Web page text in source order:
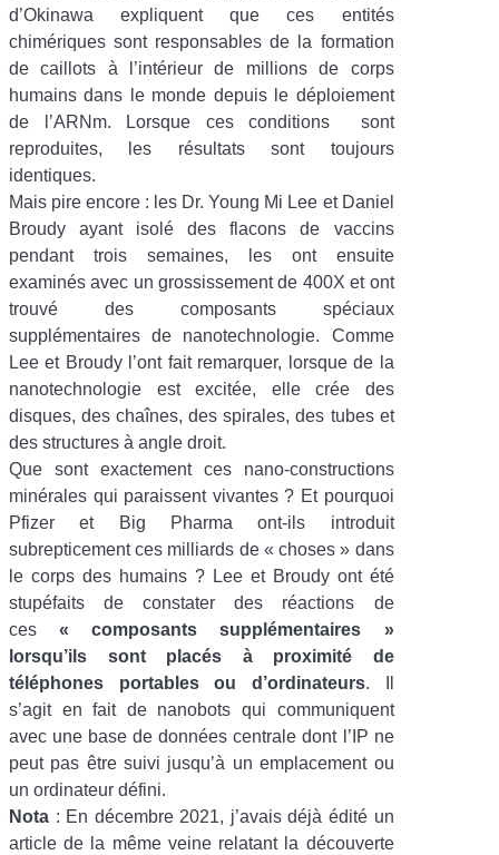
d’Okinawa expliquent que ces entités
chimériques sont responsables de la formation
de caillots à l’intérieur de millions de corps
humains dans le monde depuis le déploiement
de l’ARNm. Lorsque ces conditions
sont
reproduites, les résultats sont toujours
identiques.
Mais pire encore : les Dr. Young Mi Lee et Daniel
Broudy ayant isolé des flacons de vaccins
pendant trois semaines, les ont ensuite
examinés avec un grossissement de 400X et ont
trouvé des composants spéciaux
supplémentaires de nanotechnologie. Comme
Lee et Broudy l’ont fait remarquer, lorsque de la
nanotechnologie est excitée, elle crée des
disques, des chaînes, des spirales, des tubes et
des structures à angle droit.
Que sont exactement ces nano-constructions
minérales qui paraissent vivantes ? Et pourquoi
Pfizer et Big Pharma ont-ils introduit
subrepticement ces milliards de « choses » dans
le corps des humains ? Lee et Broudy ont été
stupéfaits de constater des réactions de
ces« composants supplémentaires
»
lorsqu’ils sont placés à proximité de
téléphones portables ou d’ordinateurs. Il
s’agit en fait de nanobots qui communiquent
avec une base de données centrale dont l’IP ne
peut pas être suivi jusqu’à un emplacement ou
un ordinateur défini.
Nota : En décembre 2021, j’avais déjà édité un
article de la même veine relatant la découverte